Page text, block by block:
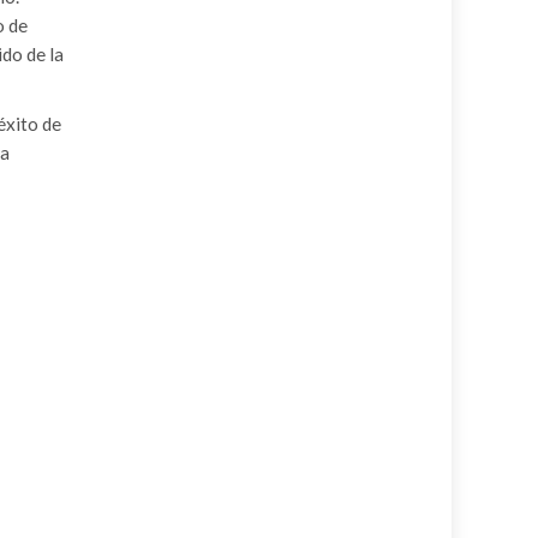
de
de la
de